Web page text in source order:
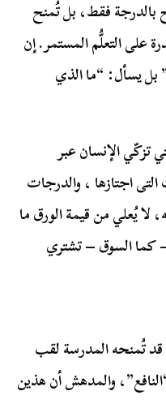
بالدرجة فقط، بل تُمنح
على التعلُّم المستمر. إن
يسأل: “ما الذي
تزكّي الإنسان عبر
اجتازها ، والدرجات
لا يُعلي من قيمة الورق ما
– كما السوق – تشتري
قد تُمنحه المدرسة لقب
والمدهش أن هذين